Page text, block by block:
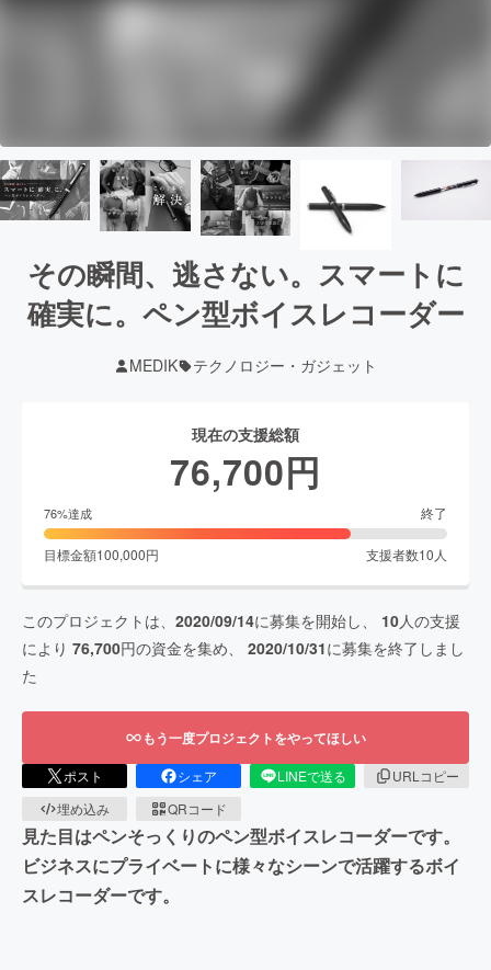
その瞬間、逃さない。スマートに
確実に。ペン型ボイスレコーダー
MEDIK テクノロジー・ガジェット
現在の支援総額
76,700円
76%達成 終了
目標金額100,000円 支援者数10 人
このプロジェクトは、 2020/09/14に募集を開始し、 10人の支援
により 76,700円の資金を集め、 2020/10/31に募集を終了しまし
た
もう一度プロジェクトをやってほしい
ポスト シェア LINEで送る
URLコピー
埋め込み
QRコード
見た目はペンそっくりのペン型ボイスレコーダーです。
ビジネスにプライベートに様々なシーンで活躍するボイ
スレコーダーです。